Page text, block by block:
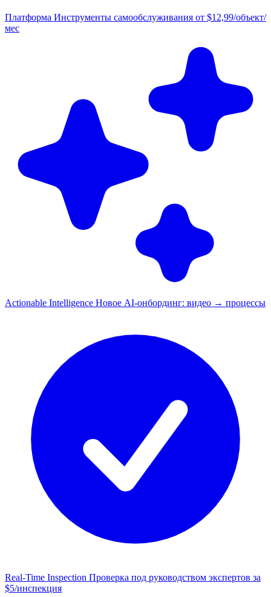
Платформа Инструменты самообслуживания от $12,99/объект/
мес
Actionable Intelligence Новое AI-онбординг: видео → процессы
Real-Time Inspection Проверка под руководством экспертов за
$5/инспекция